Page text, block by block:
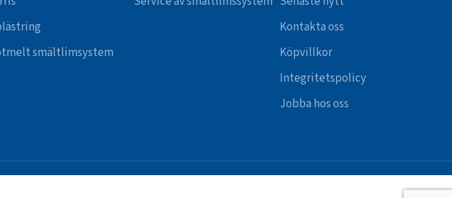
smältlimsystem
Kontakta oss
Köpvillkor
Integritetspolicy
Jobba hos oss